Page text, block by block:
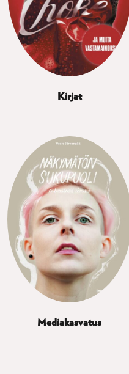
Kirjat
Mediakasvatus